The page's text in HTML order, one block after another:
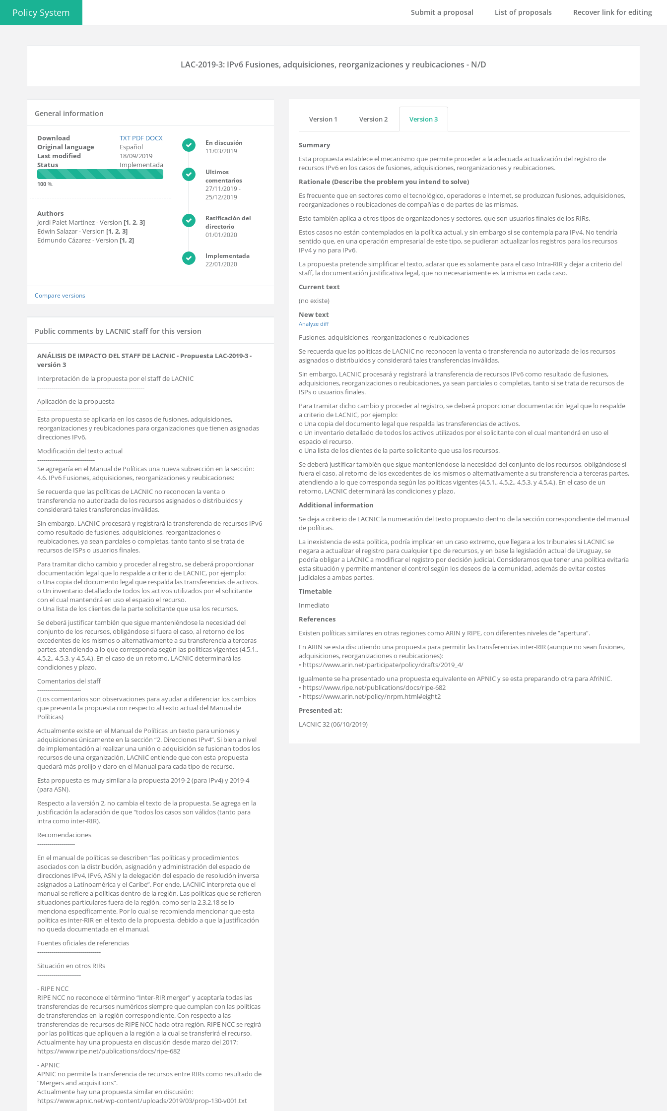
Policy System Submit a proposal List of proposals Recover link for editing
LAC-2019-3: IPv6 Fusiones, adquisiciones, reorganizaciones y reubicaciones - N/D
General information
Download TXT PDF DOCX
Original language
Español
Last modified
18/09/2019
Status
Implementada
100 %.
Authors
Jordi Palet Martinez- Version [1, 2, 3]
Edwin Salazar- Version [1, 2, 3]
Edmundo Cázarez- Version [1, 2]
En discusión
11/03/2019
Ultimos
comentarios
27/11/2019-
25/12/2019
Ratificación del
directorio
01/01/2020
Implementada
22/01/2020
Compare versions
Public comments by LACNIC staff for this version
ANÁLISIS DE IMPACTO DEL STAFF DE LACNIC - Propuesta LAC-2019-3 -
versión 3
Interpretación de la propuesta por el staff de LACNIC
------------------------------------------------------
Aplicación de la propuesta
--------------------------
Esta propuesta se aplicaría en los casos de fusiones, adquisiciones,
reorganizaciones y reubicaciones para organizaciones que tienen asignadas
direcciones IPv6.
Modificación del texto actual
-----------------------------
Se agregaría en el Manual de Políticas una nueva subsección en la sección:
4.6. IPv6 Fusiones, adquisiciones, reorganizaciones y reubicaciones:
Se recuerda que las políticas de LACNIC no reconocen la venta o
transferencia no autorizada de los recursos asignados o distribuidos y
considerará tales transferencias inválidas.
Sin embargo, LACNIC procesará y registrará la transferencia de recursos IPv6
como resultado de fusiones, adquisiciones, reorganizaciones o
reubicaciones, ya sean parciales o completas, tanto tanto si se trata de
recursos de ISPs o usuarios finales.
Para tramitar dicho cambio y proceder al registro, se deberá proporcionar
documentación legal que lo respalde a criterio de LACNIC, por ejemplo:
o Una copia del documento legal que respalda las transferencias de activos.
o Un inventario detallado de todos los activos utilizados por el solicitante
con el cual mantendrá en uso el espacio el recurso.
o Una lista de los clientes de la parte solicitante que usa los recursos.
Se deberá justificar también que sigue manteniéndose la necesidad del
conjunto de los recursos, obligándose si fuera el caso, al retorno de los
excedentes de los mismos o alternativamente a su transferencia a terceras
partes, atendiendo a lo que corresponda según las políticas vigentes (4.5.1.,
4.5.2., 4.5.3. y 4.5.4.). En el caso de un retorno, LACNIC determinará las
condiciones y plazo.
Comentarios del staff
----------------------
(Los comentarios son observaciones para ayudar a diferenciar los cambios
que presenta la propuesta con respecto al texto actual del Manual de
Políticas)
Actualmente existe en el Manual de Políticas un texto para uniones y
adquisiciones únicamente en la sección “2. Direcciones IPv4”. Si bien a nivel
de implementación al realizar una unión o adquisición se fusionan todos los
recursos de una organización, LACNIC entiende que con esta propuesta
quedará más prolijo y claro en el Manual para cada tipo de recurso.
Esta propuesta es muy similar a la propuesta 2019-2 (para IPv4) y 2019-4
(para ASN).
Respecto a la versión 2, no cambia el texto de la propuesta. Se agrega en la
justificación la aclaración de que "todos los casos son válidos (tanto para
intra como inter-RIR).
Recomendaciones
-------------------
En el manual de políticas se describen “las políticas y procedimientos
asociados con la distribución, asignación y administración del espacio de
direcciones IPv4, IPv6, ASN y la delegación del espacio de resolución inversa
asignados a Latinoamérica y el Caribe”. Por ende, LACNIC interpreta que el
manual se refiere a políticas dentro de la región. Las políticas que se refieren
situaciones particulares fuera de la región, como ser la 2.3.2.18 se lo
menciona específicamente. Por lo cual se recomienda mencionar que esta
política es inter-RIR en el texto de la propuesta, debido a que la justificación
no queda documentada en el manual.
Fuentes oficiales de referencias
--------------------------------
Situación en otros RIRs
----------------------
- RIPE NCC
RIPE NCC no reconoce el término “Inter-RIR merger” y aceptaría todas las
transferencias de recursos numéricos siempre que cumplan con las políticas
de transferencias en la región correspondiente. Con respecto a las
transferencias de recursos de RIPE NCC hacia otra región, RIPE NCC se regirá
por las políticas que apliquen a la región a la cual se transferirá el recurso.
Actualmente hay una propuesta en discusión desde marzo del 2017:
https://www.ripe.net/publications/docs/ripe-682
- APNIC
APNIC no permite la transferencia de recursos entre RIRs como resultado de
“Mergers and acquisitions”.
Actualmente hay una propuesta similar en discusión:
https://www.apnic.net/wp-content/uploads/2019/03/prop-130-v001.txt
Version 1 Version 2 Version 3
Summary
Esta propuesta establece el mecanismo que permite proceder a la adecuada actualización del registro de
recursos IPv6 en los casos de fusiones, adquisiciones, reorganizaciones y reubicaciones.
Rationale (Describe the problem you intend to solve)
Es frecuente que en sectores como el tecnológico, operadores e Internet, se produzcan fusiones, adquisiciones,
reorganizaciones o reubicaciones de compañías o de partes de las mismas.
Esto también aplica a otros tipos de organizaciones y sectores, que son usuarios finales de los RIRs.
Estos casos no están contemplados en la política actual, y sin embargo si se contempla para IPv4. No tendría
sentido que, en una operación empresarial de este tipo, se pudieran actualizar los registros para los recursos
IPv4 y no para IPv6.
La propuesta pretende simplificar el texto, aclarar que es solamente para el caso Intra-RIR y dejar a criterio del
staff, la documentación justificativa legal, que no necesariamente es la misma en cada caso.
Current text
(no existe)
New text
Analyze diff
Fusiones, adquisiciones, reorganizaciones o reubicaciones
Se recuerda que las políticas de LACNIC no reconocen la venta o transferencia no autorizada de los recursos
asignados o distribuidos y considerará tales transferencias inválidas.
Sin embargo, LACNIC procesará y registrará la transferencia de recursos IPv6 como resultado de fusiones,
adquisiciones, reorganizaciones o reubicaciones, ya sean parciales o completas, tanto si se trata de recursos de
ISPs o usuarios finales.
Para tramitar dicho cambio y proceder al registro, se deberá proporcionar documentación legal que lo respalde
a criterio de LACNIC, por ejemplo:
o Una copia del documento legal que respalda las transferencias de activos.
o Un inventario detallado de todos los activos utilizados por el solicitante con el cual mantendrá en uso el
espacio el recurso.
o Una lista de los clientes de la parte solicitante que usa los recursos.
Se deberá justificar también que sigue manteniéndose la necesidad del conjunto de los recursos, obligándose si
fuera el caso, al retorno de los excedentes de los mismos o alternativamente a su transferencia a terceras partes,
atendiendo a lo que corresponda según las políticas vigentes (4.5.1., 4.5.2., 4.5.3. y 4.5.4.). En el caso de un
retorno, LACNIC determinará las condiciones y plazo.
Additional information
Se deja a criterio de LACNIC la numeración del texto propuesto dentro de la sección correspondiente del manual
de políticas.
La inexistencia de esta política, podría implicar en un caso extremo, que llegara a los tribunales si LACNIC se
negara a actualizar el registro para cualquier tipo de recursos, y en base la legislación actual de Uruguay, se
podría obligar a LACNIC a modificar el registro por decisión judicial. Consideramos que tener una política evitaría
esta situación y permite mantener el control según los deseos de la comunidad, además de evitar costes
judiciales a ambas partes.
Timetable
Inmediato
References
Existen políticas similares en otras regiones como ARIN y RIPE, con diferentes niveles de “apertura”.
En ARIN se esta discutiendo una propuesta para permitir las transferencias inter-RIR (aunque no sean fusiones,
adquisiciones, reorganizaciones o reubicaciones):
• https://www.arin.net/participate/policy/drafts/2019_4/
Igualmente se ha presentado una propuesta equivalente en APNIC y se esta preparando otra para AfriNIC.
• https://www.ripe.net/publications/docs/ripe-682
• https://www.arin.net/policy/nrpm.html#eight2
Presented at:
LACNIC 32 (06/10/2019)